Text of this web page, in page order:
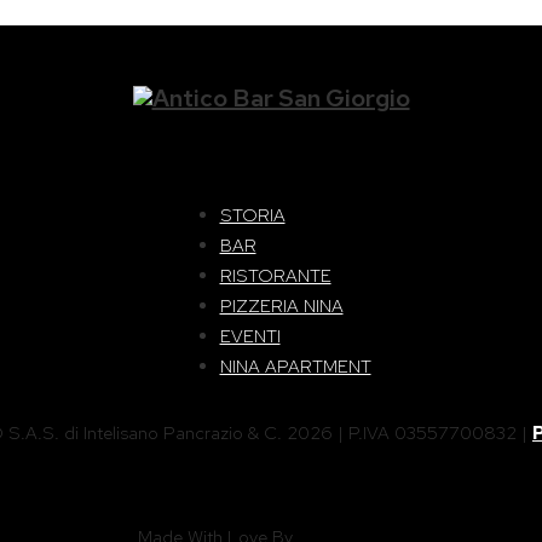
STORIA
BAR
RISTORANTE
PIZZERIA NINA
EVENTI
NINA APARTMENT
S.A.S. di Intelisano Pancrazio & C. 2026 | P.IVA 03557700832 |
Made With Love By